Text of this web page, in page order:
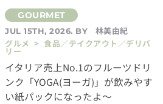
JUL 15TH, 2026. BY
林美由紀
グルメ > 食品／テイクアウト／デリバ
リー
イタリア売上No.1のフルーツドリ
ンク「YOGA(ヨーガ)」が飲みやす
い紙パックになったよ～